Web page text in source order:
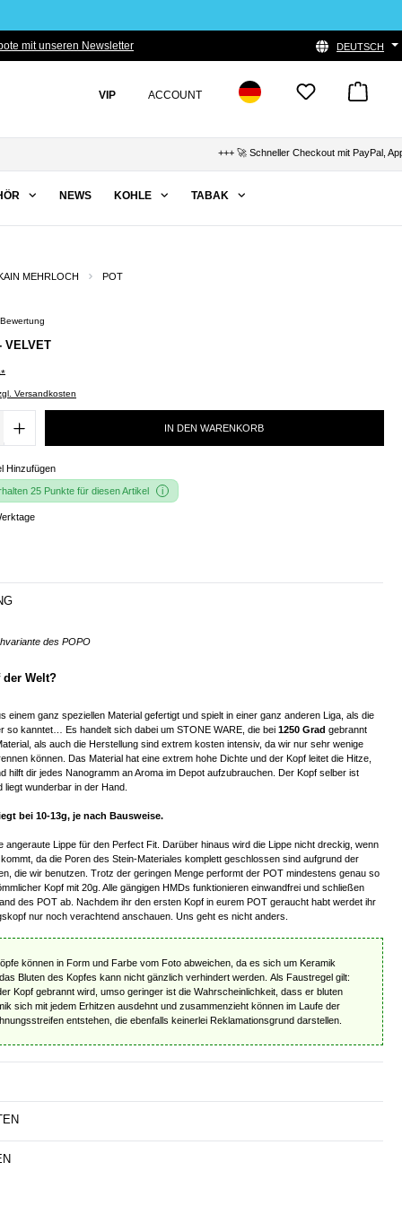
mit unseren Newsletter DEUTSCH
VIP ACCOUNT
+++ 🚀 Schneller Checkout mit PayPal, Apple
NEWS KOHLE TABAK
MEHRLOCH POT
VELVET
Versandkosten
IN DEN WARENKORB
Hinzufügen
25 Punkte für diesen Artikel
des POPO
der Welt?
einem ganz speziellen Material gefertigt und spielt in einer ganz anderen Liga, als die
so kanntet… Es handelt sich dabei um STONE WARE, die bei 1250 Grad gebrannt
als auch die Herstellung sind extrem kosten intensiv, da wir nur sehr wenige
können. Das Material hat eine extrem hohe Dichte und der Kopf leitet die Hitze,
hilft dir jedes Nanogramm an Aroma im Depot aufzubrauchen. Der Kopf selber ist
wunderbar in der Hand.
bei 10-13g, je nach Bausweise.
angeraute Lippe für den Perfect Fit. Darüber hinaus wird die Lippe nicht dreckig, wenn
da die Poren des Stein-Materiales komplett geschlossen sind aufgrund der
die wir benutzen. Trotz der geringen Menge performt der POT mindestens genau so
Kopf mit 20g. Alle gängigen HMDs funktionieren einwandfrei und schließen
des POT ab. Nachdem ihr den ersten Kopf in eurem POT geraucht habt werdet ihr
nur noch verachtend anschauen. Uns geht es nicht anders.
können in Form und Farbe vom Foto abweichen, da es sich um Keramik
Bluten des Kopfes kann nicht gänzlich verhindert werden. Als Faustregel gilt:
Kopf gebrannt wird, umso geringer ist die Wahrscheinlichkeit, dass er bluten
sich mit jedem Erhitzen ausdehnt und zusammenzieht können im Laufe der
entstehen, die ebenfalls keinerlei Reklamationsgrund darstellen.